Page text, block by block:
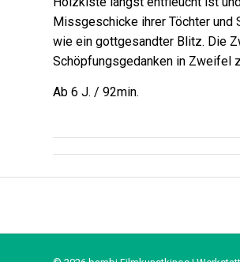
Missgeschicke ihrer Töchter und
wie ein gottgesandter Blitz. Die
Schöpfungsgedanken in Zweifel
Ab 6 J. / 92min.